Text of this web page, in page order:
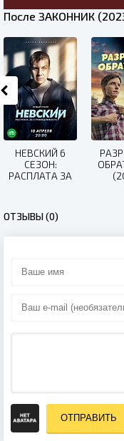
После ЗАКОННИК
НЕВСКИЙ 6
СЕЗОН:
РАСПЛАТА ЗА
ОТЗЫВЫ (0)
ОТПРАВИТЬ